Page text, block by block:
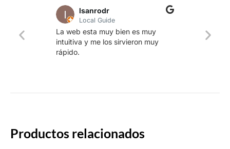
lsanrodr
Local Guide
La web esta muy bien es muy
intuitiva y me los sirvieron muy
rápido.
Productos relacionados